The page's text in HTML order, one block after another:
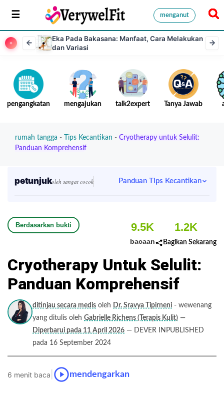
menganut
Eka Pada Bakasana: Manfaat, Cara Melakukan
dan Variasi
pengangkatan mengajukan talk2expert Tanya Jawab
rumah tangga - Tips Kecantikan - Cryotherapy untuk Selulit:
Panduan Komprehensif
petunjukoleh sangat cocok Panduan Tips Kecantikan
Berdasarkan bukti 9.5K
bacaan
1.2K
Bagikan Sekarang
Cryotherapy Untuk Selulit:
Panduan Komprehensif
ditinjau secara medis oleh Dr. Sravya Tipirneni - wewenang
yang ditulis oleh Gabrielle Richens (Terapis Kulit) —
Diperbarui pada 11 April 2026 — DEVER INPUBLISHED
pada 16 September 2024
6 menit baca mendengarkan